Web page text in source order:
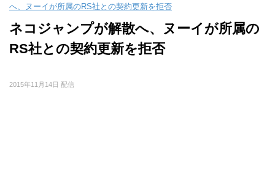
へ、ヌーイが所属のRS社との契約更新を拒否
ネコジャンプが解散へ、ヌーイが所属の
RS社との契約更新を拒否
2015年11月14日 配信